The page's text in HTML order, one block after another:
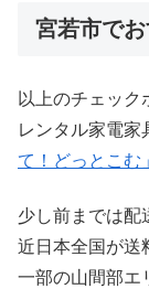
宮若市で
以上のチェッ
レンタル家電家
て！どっとこむ」
少し前までは配
近日本全国が送
一部の山間部エ